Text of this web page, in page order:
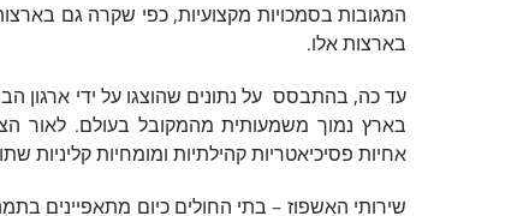
המגובות בסמכויות מקצועיות, כפי שקרה גם
בארצות אלו.
עד כה, בהתבסס על נתונים שהוצגו על ידי ארגון
בארץ נמוך משמעותית מהמקובל בעולם. לאור
אחיות פסיכיאטריות קהילתיות ומומחיות
שירותי האשפוז – בתי החולים כיום מתאפיינים